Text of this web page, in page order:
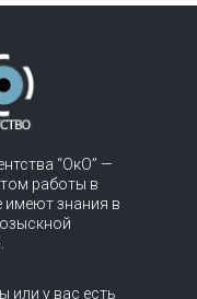
“ОкО” —
работы в
имеют знания в
или у вас есть